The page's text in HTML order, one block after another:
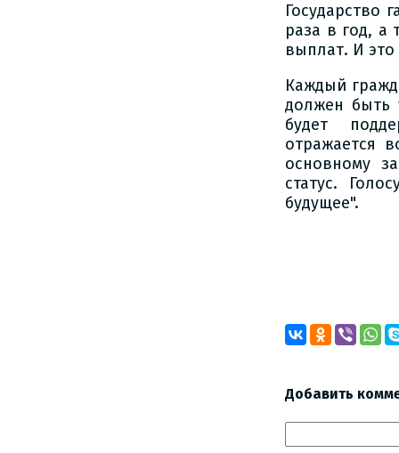
Государство
раза в год, а
выплат. И это
Каждый
должен быть
будет
отражается
основному
статус.
будущее".
Добавить